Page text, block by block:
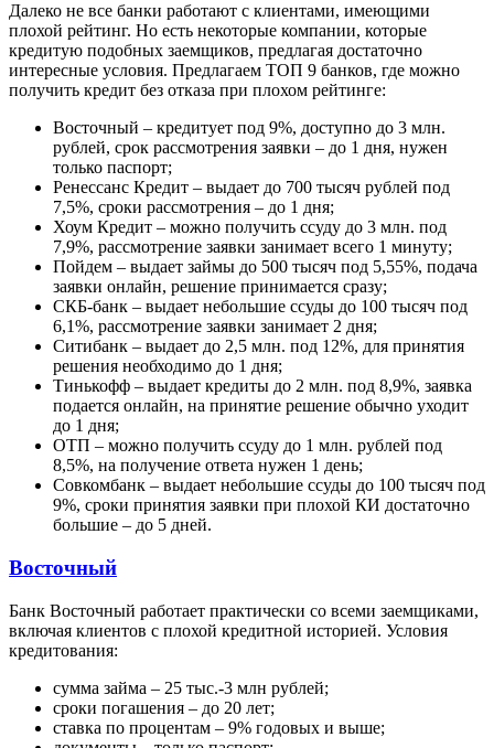
Далеко не все банки работают с клиентами, имеющими
плохой рейтинг. Но есть некоторые компании, которые
кредитую подобных заемщиков, предлагая достаточно
интересные условия. Предлагаем ТОП 9 банков, где можно
получить кредит без отказа при плохом рейтинге:
Восточный – кредитует под 9%, доступно до 3 млн.
рублей, срок рассмотрения заявки – до 1 дня, нужен
только паспорт;
Ренессанс Кредит – выдает до 700 тысяч рублей под
7,5%, сроки рассмотрения – до 1 дня;
Хоум Кредит – можно получить ссуду до 3 млн. под
7,9%, рассмотрение заявки занимает всего 1 минуту;
Пойдем – выдает займы до 500 тысяч под 5,55%, подача
заявки онлайн, решение принимается сразу;
СКБ-банк – выдает небольшие ссуды до 100 тысяч под
6,1%, рассмотрение заявки занимает 2 дня;
Ситибанк – выдает до 2,5 млн. под 12%, для принятия
решения необходимо до 1 дня;
Тинькофф – выдает кредиты до 2 млн. под 8,9%, заявка
подается онлайн, на принятие решение обычно уходит
до 1 дня;
ОТП – можно получить ссуду до 1 млн. рублей под
8,5%, на получение ответа нужен 1 день;
Совкомбанк – выдает небольшие ссуды до 100 тысяч под
9%, сроки принятия заявки при плохой КИ достаточно
большие – до 5 дней.
Восточный
Банк Восточный работает практически со всеми заемщиками,
включая клиентов с плохой кредитной историей. Условия
кредитования:
сумма займа – 25 тыс.-3 млн рублей;
сроки погашения – до 20 лет;
ставка по процентам – 9% годовых и выше;